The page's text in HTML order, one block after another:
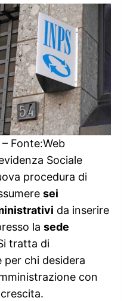
Fonte:Web
Sociale
procedura di
sei
da inserire
la sede
tratta di
per chi desidera
con